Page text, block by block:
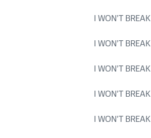
I WON’T BREAK
I WON’T BREAK
I WON’T BREAK
I WON’T BREAK
I WON’T BREAK